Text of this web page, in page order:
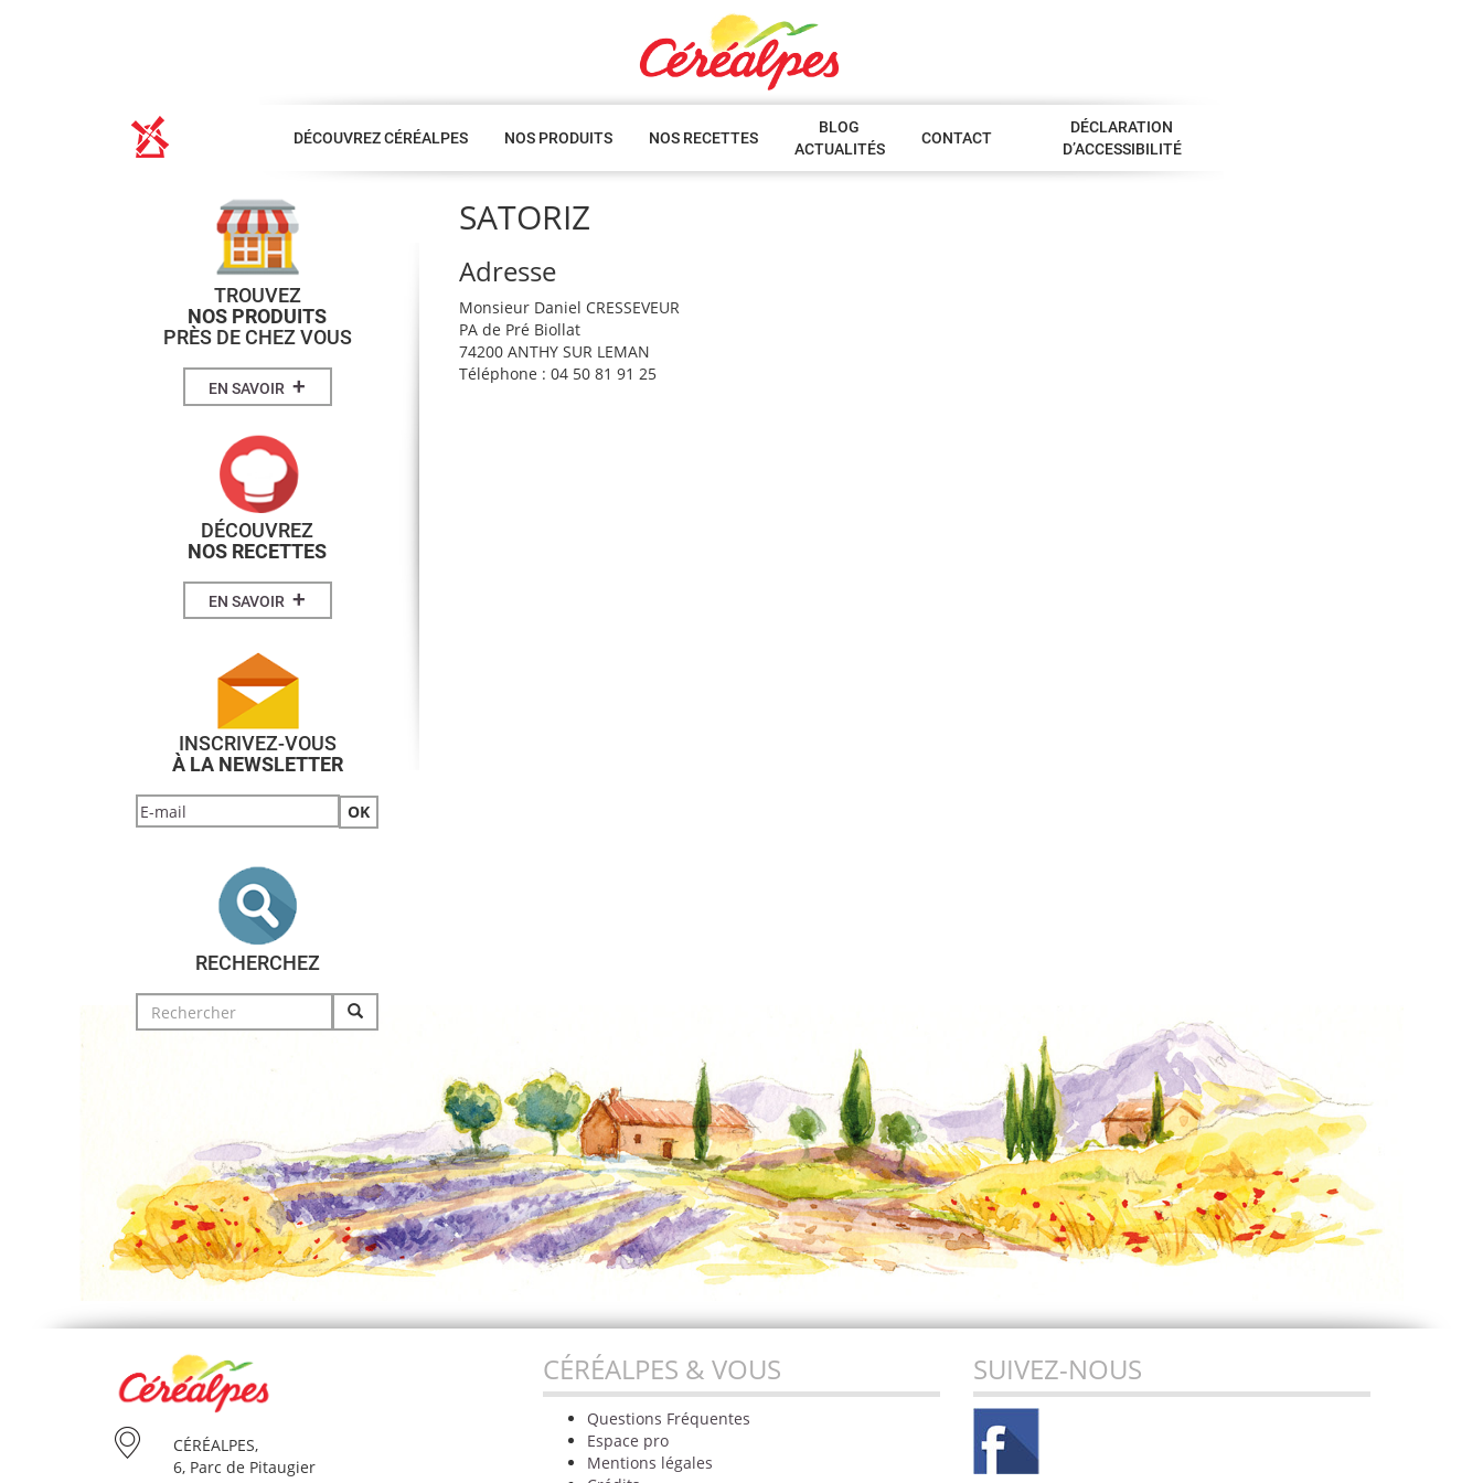
DÉCOUVREZ CÉRÉALPES NOS PRODUITS NOS RECETTES
BLOG
ACTUALITÉS
CONTACT
DÉCLARATION
D’ACCESSIBILITÉ
SATORIZ
Adresse
Monsieur Daniel CRESSEVEUR
PA de Pré Biollat
74200 ANTHY SUR LEMAN
Téléphone : 04 50 81 91 25
TROUVEZ
NOS PRODUITS
PRÈS DE CHEZ VOUS
EN SAVOIR +
DÉCOUVREZ
NOS RECETTES
EN SAVOIR +
INSCRIVEZ-VOUS
À LA NEWSLETTER
RECHERCHEZ
Search
for:
CÉRÉALPES,
6, Parc de Pitaugier
CÉRÉALPES & VOUS
Questions Fréquentes
Espace pro
Mentions légales
SUIVEZ-NOUS